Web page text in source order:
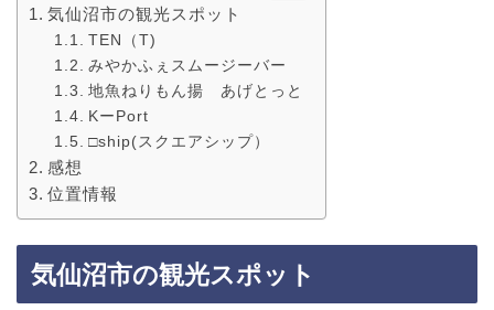
気仙沼市の観光スポット
TEN（T)
みやかふぇスムージーバー
地魚ねりもん揚 あげとっと
KーPort
□ship(スクエアシップ）
感想
位置情報
気仙沼市の観光スポット